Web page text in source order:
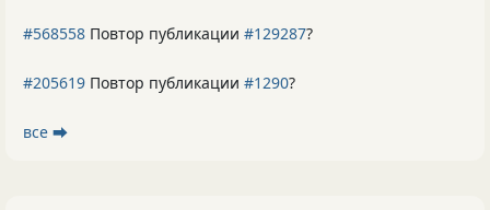
#568558 Повтор публикации #129287?
#205619 Повтор публикации #1290?
все ⮕